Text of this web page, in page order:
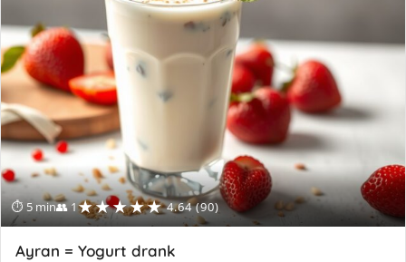
⏱ 5 min👥 1★★★★★ 4.64 (90)
Ayran = Yogurt drank